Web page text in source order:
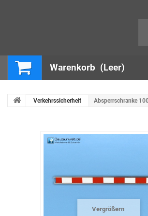
Warenkorb (Leer)
Verkehrssicherheit Absperrschranke
Vergrößern